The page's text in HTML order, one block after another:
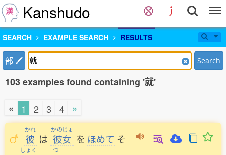
Kanshudo
SEARCH EXAMPLE SEARCH RESULTS
部 Search
103 examples found containing '就'
« 1 2 3 4 »
かれ
彼 は
かのじょ
彼女 を ほめて そ
しょく つ